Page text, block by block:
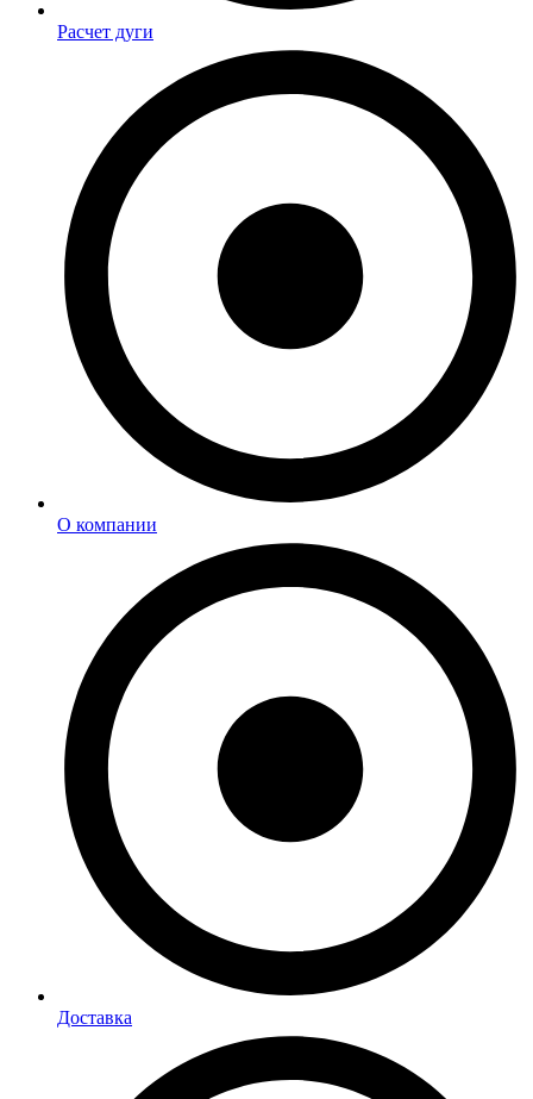
Расчет дуги
О компании
Доставка